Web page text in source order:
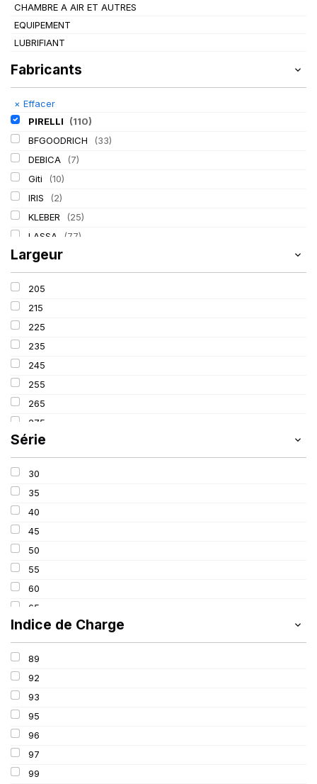
CHAMBRE A AIR ET AUTRES
EQUIPEMENT
LUBRIFIANT
Fabricants
× Effacer
PIRELLI
(110)
BFGOODRICH
(33)
DEBICA
(7)
Giti
(10)
IRIS
(2)
KLEBER
(25)
LASSA
(77)
LING LONG
MICHELIN (80)
TIGAR
Largeur
205
215
225
235
245
255
265
275
285
295
315
325
Série
30
35
40
45
50
55
60
65
70
75
80
85
Indice de Charge
89
92
93
95
96
97
99